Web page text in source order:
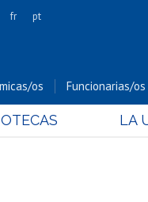
y Conservación
fr pt
os Funcionarias/os
LA